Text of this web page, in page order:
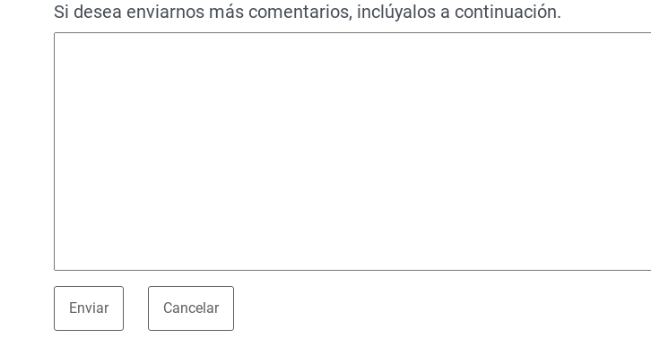
Si desea enviarnos más comentarios, inclúyalos a continuación.